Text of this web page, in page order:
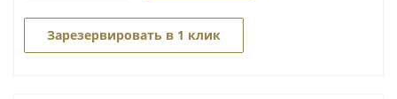
Зарезервировать в 1 клик